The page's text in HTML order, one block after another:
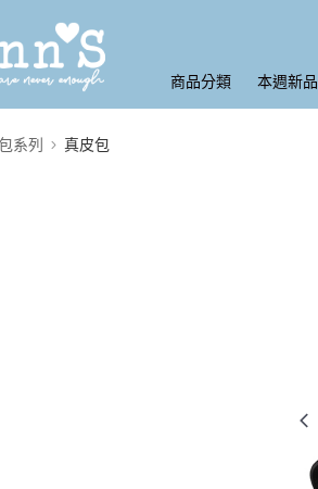
商品分類 本週新品
系列 真皮包